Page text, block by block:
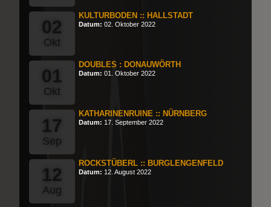
02
Okt
KULTURBODEN :: HALLSTADT
Datum: 02. Oktober 2022
01
Okt
DOUBLES : DONAUWÖRTH
Datum: 01. Oktober 2022
17
Sep
KATHARINENRUINE :: NÜRNBERG
Datum: 17. September 2022
12
Aug
ROCKSTÜBERL :: BURGLENGENFELD
Datum: 12. August 2022